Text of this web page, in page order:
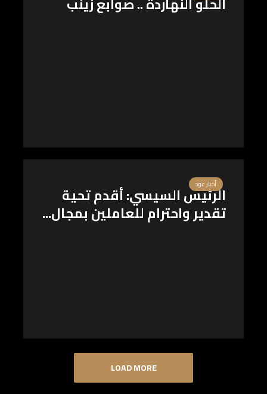
أخبار عود
الرئيس السيسي: أقدم تحية
تقدير واحترام للعاملين بمجال...
LOAD MORE